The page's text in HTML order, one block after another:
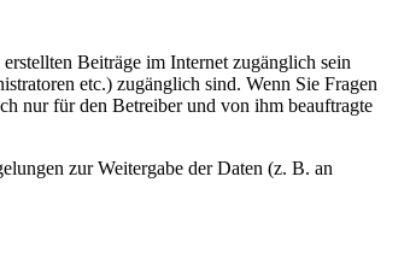
Beiträge im Internet zugänglich sein
etc.) zugänglich sind. Wenn Sie Fragen
nur für den Betreiber und von ihm beauftragte
zur Weitergabe der Daten (z. B. an